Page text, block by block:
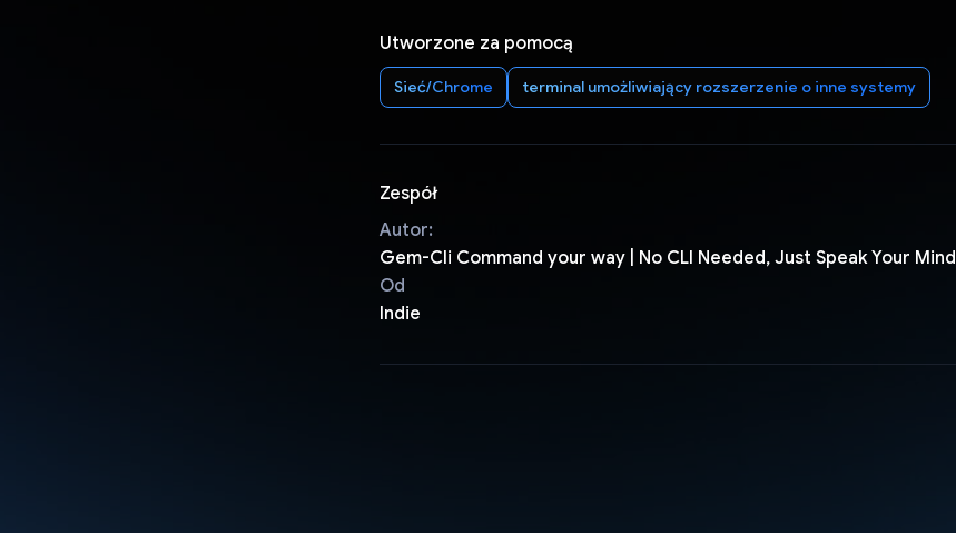
Utworzone za pomocą
Sieć/Chrome terminal umożliwiający rozszerzenie o inne systemy
Zespół
Autor:
Gem-Cli Command your way | No CLI Needed, Just Speak Your Mind
Od
Indie